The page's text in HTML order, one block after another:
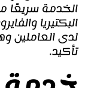
الخدمة سريعًا
البكتيريا
لدى العاملين
تأكيد.